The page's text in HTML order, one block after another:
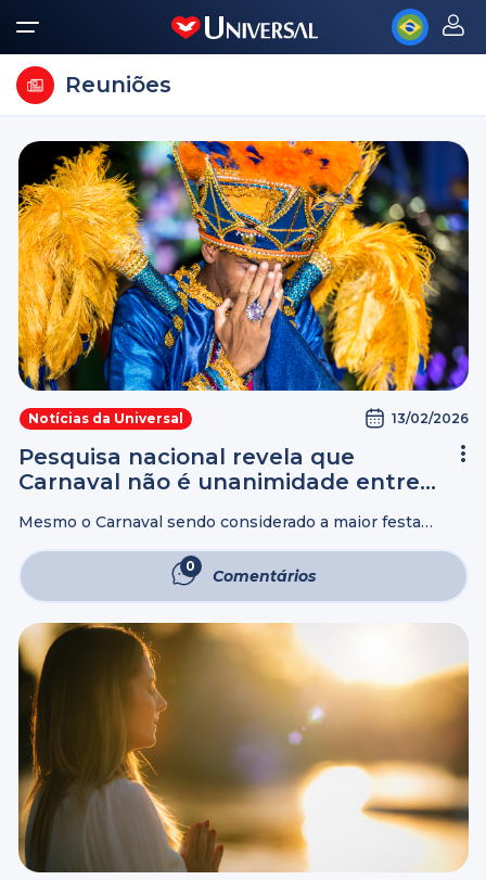
Reuniões
Notícias da Universal 13/02/2026
Pesquisa nacional revela que
Carnaval não é unanimidade entre
Mesmo o Carnaval sendo considerado a maior festa
anos, uma pesquisa do AtlasIntel divulgada em fevereiro
revelou que: Na região ...
0 Comentários